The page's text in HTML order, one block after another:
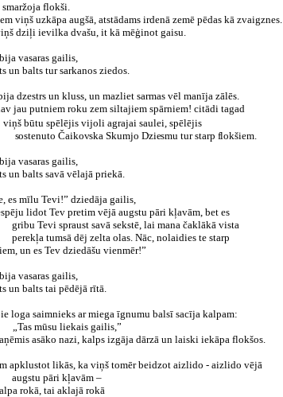
smaržoja flokši.
viņš uzkāpa augšā, atstādams irdenā zemē pēdas kā zvaigznes.
dziļi ievilka dvašu, it kā mēģinot gaisu.
vasaras gailis,
un balts tur sarkanos ziedos.
dzestrs un kluss, un mazliet sarmas vēl manīja zālēs.
jau putniem roku zem siltajiem spārniem! citādi tagad
viņš būtu spēlējis vijoli agrajai saulei, spēlējis
sostenuto Čaikovska Skumjo Dziesmu tur starp flokšiem.
vasaras gailis,
un balts savā vēlajā priekā.
es mīlu Tevi!” dziedāja gailis,
lidot Tev pretim vējā augstu pāri kļavām, bet es
gribu Tevi spraust savā sekstē, lai mana čaklākā vista
perekļa tumsā dēj zelta olas. Nāc, nolaidies te starp
un es Tev dziedāšu vienmēr!”
vasaras gailis,
un balts tai pēdējā rītā.
loga saimnieks ar miega īgnumu balsī sacīja kalpam:
„Tas mūsu liekais gailis,”
asāko nazi, kalps izgāja dārzā un laiski iekāpa flokšos.
apklustot likās, ka viņš tomēr beidzot aizlido - aizlido vējā
augstu pāri kļavām –
rokā, tai aklajā rokā